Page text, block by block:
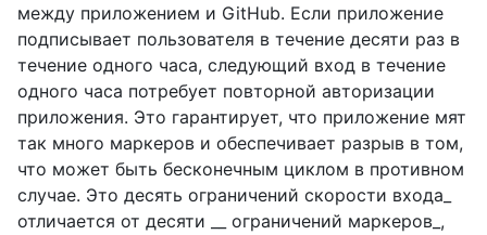
между приложением и GitHub. Если приложение
подписывает пользователя в течение десяти раз в
течение одного часа, следующий вход в течение
одного часа потребует повторной авторизации
приложения. Это гарантирует, что приложение мят
так много маркеров и обеспечивает разрыв в том,
что может быть бесконечным циклом в противном
случае. Это десять ограничений скорости входа_
отличается от десяти __ ограничений маркеров_,